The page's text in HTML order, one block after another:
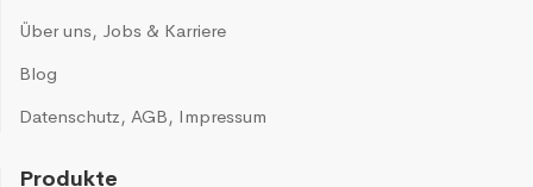
Über uns, Jobs & Karriere
Blog
Datenschutz, AGB, Impressum
Produkte